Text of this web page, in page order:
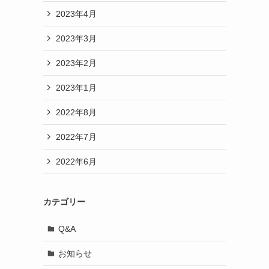
2023年4月
2023年3月
2023年2月
2023年1月
2022年8月
2022年7月
2022年6月
カテゴリー
Q&A
お知らせ